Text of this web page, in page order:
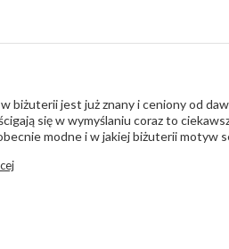
biżuterii jest już znany i ceniony od
się w wymyślaniu coraz to
modne i w jakiej biżuterii motyw